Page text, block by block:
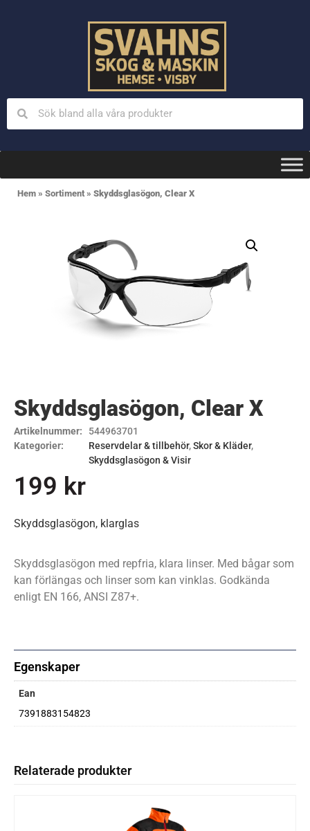
Hem » Sortiment » Skyddsglasögon, Clear X
Skyddsglasögon, Clear X
Artikelnummer:
544963701
Kategorier:
Reservdelar & tillbehör,Skor & Kläder,
Skyddsglasögon & Visir
199 kr
Skyddsglasögon, klarglas
Skyddsglasögon med repfria, klara linser. Med bågar som
kan förlängas och linser som kan vinklas. Godkända
enligt EN 166, ANSI Z87+.
Egenskaper
Ean
7391883154823
Relaterade produkter